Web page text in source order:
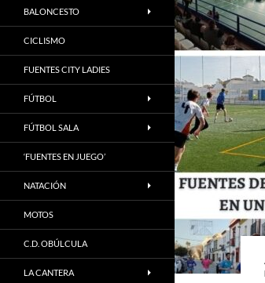
BALONCESTO
CICLISMO
FUENTES CITY LADIES
FÚTBOL
FÚTBOL SALA
‘FUENTES EN JUEGO’
NATACIÓN
MOTOS
C.D. OBÚLCULA
LA CANTERA